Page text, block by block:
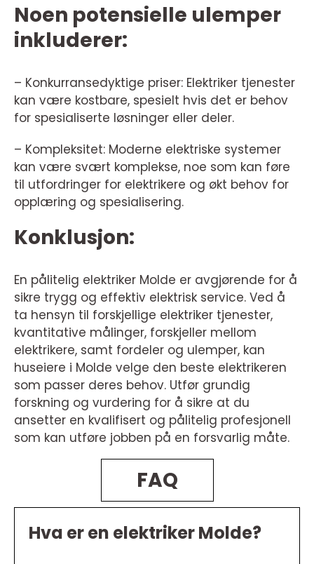
Noen potensielle ulemper
inkluderer:
– Konkurransedyktige priser: Elektriker tjenester
kan være kostbare, spesielt hvis det er behov
for spesialiserte løsninger eller deler.
– Kompleksitet: Moderne elektriske systemer
kan være svært komplekse, noe som kan føre
til utfordringer for elektrikere og økt behov for
opplæring og spesialisering.
Konklusjon:
En pålitelig elektriker Molde er avgjørende for å
sikre trygg og effektiv elektrisk service. Ved å
ta hensyn til forskjellige elektriker tjenester,
kvantitative målinger, forskjeller mellom
elektrikere, samt fordeler og ulemper, kan
huseiere i Molde velge den beste elektrikeren
som passer deres behov. Utfør grundig
forskning og vurdering for å sikre at du
ansetter en kvalifisert og pålitelig profesjonell
som kan utføre jobben på en forsvarlig måte.
FAQ
Hva er en elektriker Molde?